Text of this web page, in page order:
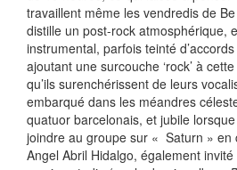
travaillent même les vendredis de
distille un post-rock atmosphérique,
instrumental, parfois teinté
ajoutant une surcouche ‘rock’ à
qu’ils surenchérissent de leurs
embarqué dans les méandres
quatuor barcelonais, et jubile
joindre au groupe sur « Saturn » en
Angel Abril Hidalgo, également